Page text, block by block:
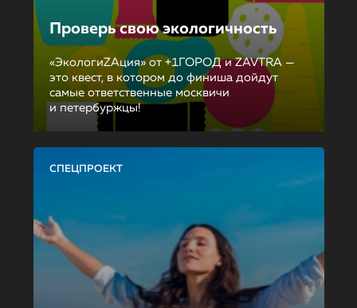
Проверь свою экологичность
«ЭкологиZAция» от +1ГОРОД и ZAVTRA —
это квест, в котором до финиша дойдут
самые ответственные москвичи
и петербуржцы!
СПЕЦПРОЕКТ